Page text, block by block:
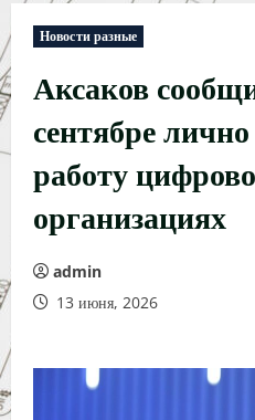
Новости разные
Аксаков
сентябре
работу
организациях
admin
13 июня, 2026